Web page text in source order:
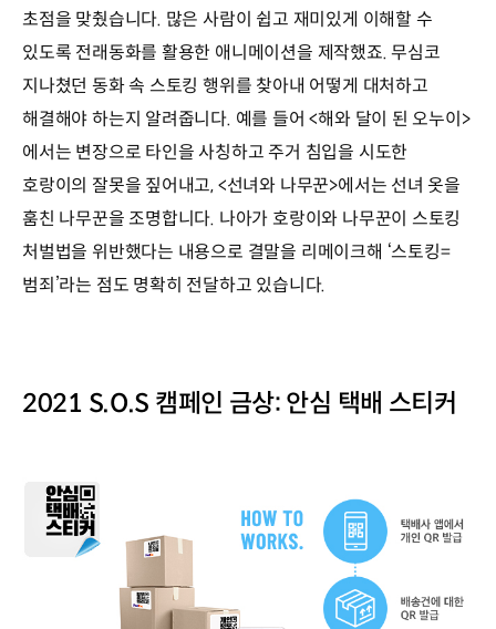
초점을 맞췄습니다. 많은 사람이 쉽고 재미있게 이해할 수
있도록 전래동화를 활용한 애니메이션을 제작했죠. 무심코
지나쳤던 동화 속 스토킹 행위를 찾아내 어떻게 대처하고
해결해야 하는지 알려줍니다. 예를 들어 <해와 달이 된 오누이>
에서는 변장으로 타인을 사칭하고 주거 침입을 시도한
호랑이의 잘못을 짚어내고, <선녀와 나무꾼>에서는 선녀 옷을
훔친 나무꾼을 조명합니다. 나아가 호랑이와 나무꾼이 스토킹
처벌법을 위반했다는 내용으로 결말을 리메이크해 ‘스토킹=
범죄’라는 점도 명확히 전달하고 있습니다.
2021 S.O.S 캠페인 금상: 안심 택배 스티커